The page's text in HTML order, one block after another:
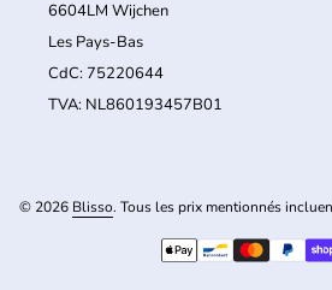
6604LM Wijchen
Les Pays-Bas
CdC: 75220644
TVA: NL860193457B01
© 2026 Blisso. Tous les prix mentionnés
Modes